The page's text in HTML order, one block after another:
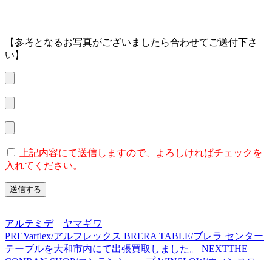
【参考となるお写真がございましたら合わせてご送付下さ
い】
上記内容にて送信しますので、よろしければチェックを
入れてください。
アルテミデ
ヤマギワ
PREVarflex/アルフレックス BRERA TABLE/ブレラ センター
テーブルを大和市内にて出張買取しました。 NEXTTHE